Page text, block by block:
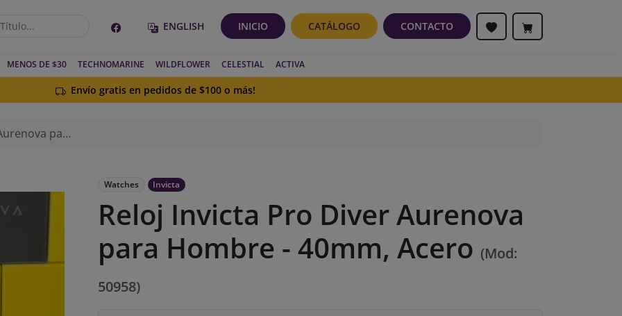
ENGLISH INICIO CATÁLOGO CONTACTO
MENOS DE $30 TECHNOMARINE WILDFLOWER CELESTIAL ACTIVA
Envío gratis en pedidos de $100 o más!
- 40mm, Acero
Watches Invicta
Reloj Invicta Pro Diver Aurenova
para Hombre - 40mm, Acero (Mod:
50958)